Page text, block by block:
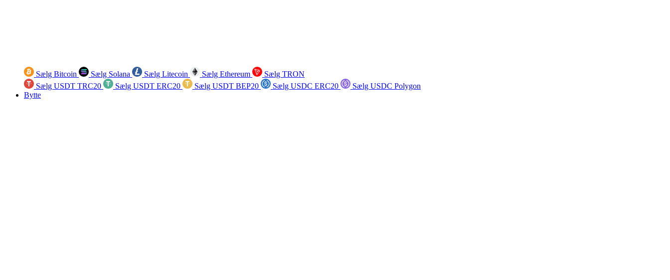
Sælg Bitcoin Sælg Solana Sælg Litecoin Sælg Ethereum
Sælg TRON
Sælg USDT TRC20
Sælg USDT ERC20 Sælg USDT BEP20 Sælg USDC ERC20
Sælg USDC Polygon
Bytte